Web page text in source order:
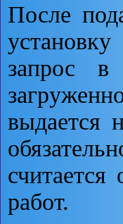
После
запрос
выдается
работ.